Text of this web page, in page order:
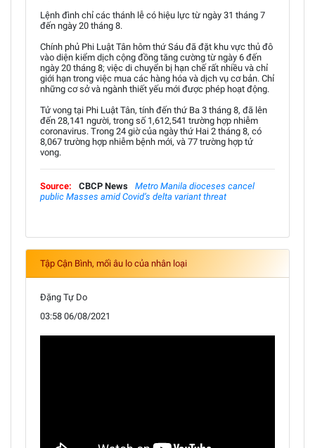
Lệnh đình chỉ các thánh lễ có hiệu lực từ ngày 31 tháng 7
đến ngày 20 tháng 8.
Chính phủ Phi Luật Tân hôm thứ Sáu đã đặt khu vực thủ đô
vào diện kiểm dịch cộng đồng tăng cường từ ngày 6 đến
ngày 20 tháng 8; việc di chuyển bị hạn chế rất nhiều và chỉ
giới hạn trong việc mua các hàng hóa và dịch vụ cơ bản. Chỉ
những cơ sở và ngành thiết yếu mới được phép hoạt động.
Tử vong tại Phi Luật Tân, tính đến thứ Ba 3 tháng 8, đã lên
đến 28,141 người, trong số 1,612,541 trường hợp nhiễm
coronavirus. Trong 24 giờ của ngày thứ Hai 2 tháng 8, có
8,067 trường hợp nhiễm bệnh mới, và 77 trường hợp tử
vong.
Source: CBCP News
Metro Manila dioceses cancel
public Masses amid Covid’s delta variant threat
Tập Cận Bình, mối âu lo của nhân loại
Đặng Tự Do
03:58 06/08/2021